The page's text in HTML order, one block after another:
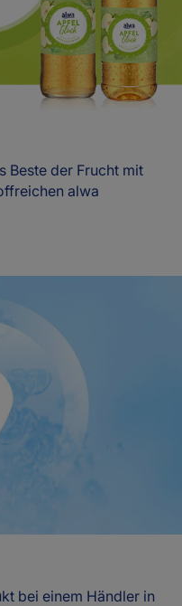
Beste der Frucht mit
alwa
bei einem Händler in